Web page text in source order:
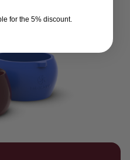
for the 5% discount.